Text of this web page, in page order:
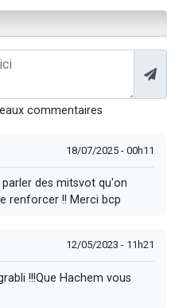
commentaires
18/07/2025 - 00h11
des mitsvot qu'on
renforcer !! Merci bcp
12/05/2023 - 11h21
!!!Que Hachem vous